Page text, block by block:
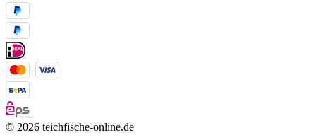
© 2026 teichfische-online.de